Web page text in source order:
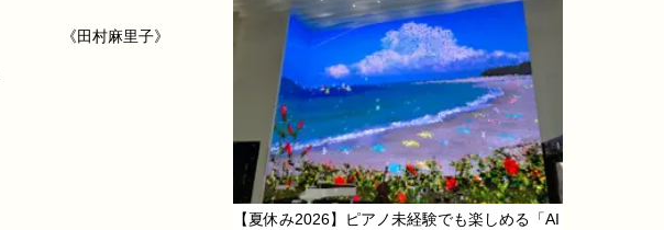
《田村麻里子》
【夏休み2026】ピアノ未経験でも楽しめる「AI